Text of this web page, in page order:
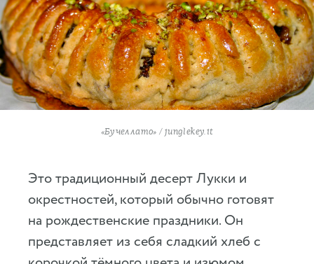
«Бучеллато» / junglekey.it
Это традиционный десерт Лукки и
окрестностей, который обычно готовят
на рождественские праздники. Он
представляет из себя сладкий хлеб с